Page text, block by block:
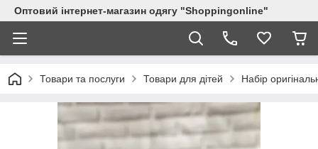
Оптовий інтернет-магазин одягу "Shoppingonline"
Товари та послуги Товари для дітей Набір